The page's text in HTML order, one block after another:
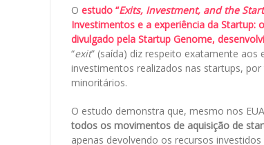
O estudo “Exits, Investment, and the
Investimentos e a experiência da Startup:
divulgado pela Startup Genome,
“exit” (saída) diz respeito exatamente
investimentos realizados nas startups,
minoritários.
O estudo demonstra que, mesmo nos
todos os movimentos de aquisição de
apenas devolvendo os recursos